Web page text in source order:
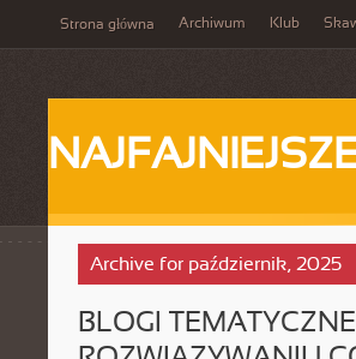
Strona główna Archiwum Klub
Archive for październik, 2025
BLOGI